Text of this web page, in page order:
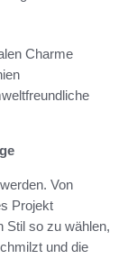
Charme
Von
Projekt
Stil so zu wählen,
und die